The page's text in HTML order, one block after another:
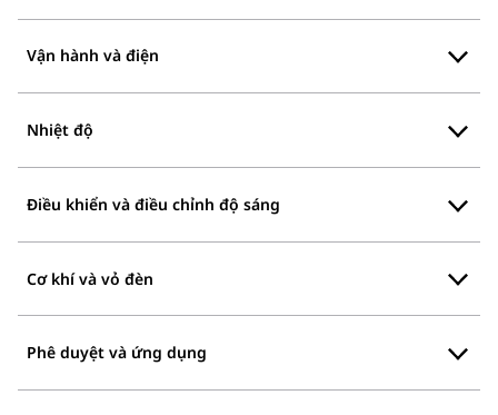
Vận hành và điện
Nhiệt độ
Điều khiển và điều chỉnh độ sáng
Cơ khí và vỏ đèn
Phê duyệt và ứng dụng